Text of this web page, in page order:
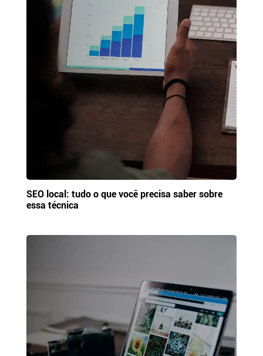
SEO local: tudo o que você precisa saber sobre
essa técnica